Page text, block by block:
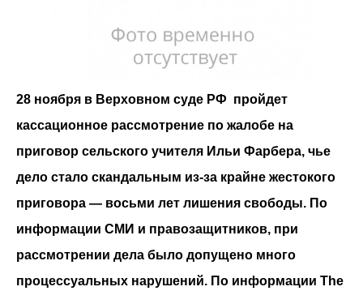
28 ноября в Верховном суде РФ пройдет
касcационное рассмотрение по жалобе на
приговор сельского учителя Ильи Фарбера, чье
дело стало скандальным из-за крайне жестокого
приговора — восьми лет лишения свободы. По
информации СМИ и правозащитников, при
рассмотрении дела было допущено много
процессуальных нарушений. По информации The